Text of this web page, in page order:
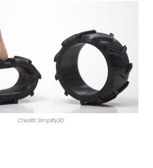
Crediti: Simplify3D